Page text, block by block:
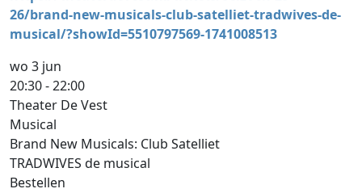
26/brand-new-musicals-club-satelliet-tradwives-de-
musical/?showId=5510797569-1741008513
wo 3 jun
20:30 - 22:00
Theater De Vest
Musical
Brand New Musicals: Club Satelliet
TRADWIVES de musical
Bestellen